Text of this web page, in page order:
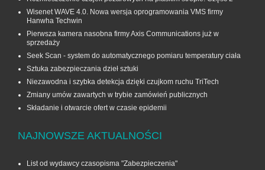
Wisenet WAVE 4.0. Nowa wersja oprogramowania VMS firmy
Hanwha Techwin
Pierwsza kamera nasobna firmy Axis Communications już w
sprzedaży
Seek Scan - system do automatycznego pomiaru temperatury ciała
Sztuka zabezpieczania dzieł sztuki
Niezawodna i szybka detekcja dzięki czujkom ruchu TriTech
Zmiany umów zawartych w trybie zamówień publicznych
Składanie i otwarcie ofert w czasie epidemii
NAJNOWSZE AKTUALNOŚCI
List od wydawcy czasopisma "Zabezpieczenia"